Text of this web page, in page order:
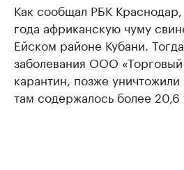
Как сообщал РБК
года африканскую чуму
Ейском районе Кубани.
заболевания ООО
карантин, позже
там содержалось более 20,6